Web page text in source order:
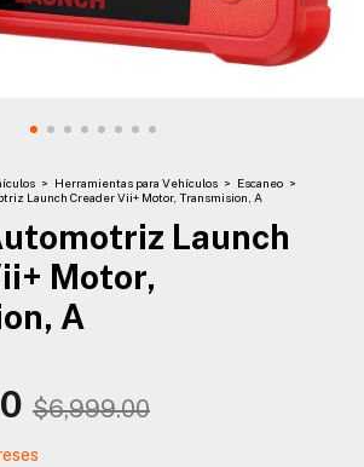
> Herramientas para Vehículos > Escaneo >
Launch Creader Vii+ Motor, Transmision, A
Launch
Motor,
A
$6,999.00